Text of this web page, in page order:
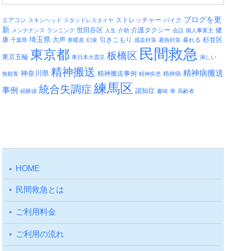
エアコン スキンヘッド スタッドレスタイヤ ストレッチャー バイク ブログを更
新 メンテナンス ランニング 世田谷区 人生 介助 介護タクシー 会話 個人事業主 健
康 千葉県 埼玉県 大声 寒暖差 幻覚 引きこもり 感染対策 暑熱対策 暴れる 杉並区
東京五輪 東京都 東日本大震災 板橋区 民間救急 淋しい
無観客 神奈川県 精神搬送 精神搬送事例 精神疾患 精神病 精神病搬送
事例
経験値 統合失調症 練馬区 認知症 趣味 車 高齢者
HOME
⺠間救急とは
ご利⽤料⾦
ご利⽤の流れ